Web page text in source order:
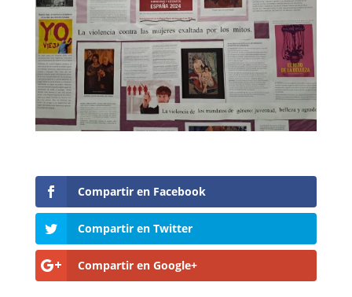
Compartir en Facebook
Compartir en Twitter
Compartir en Google+